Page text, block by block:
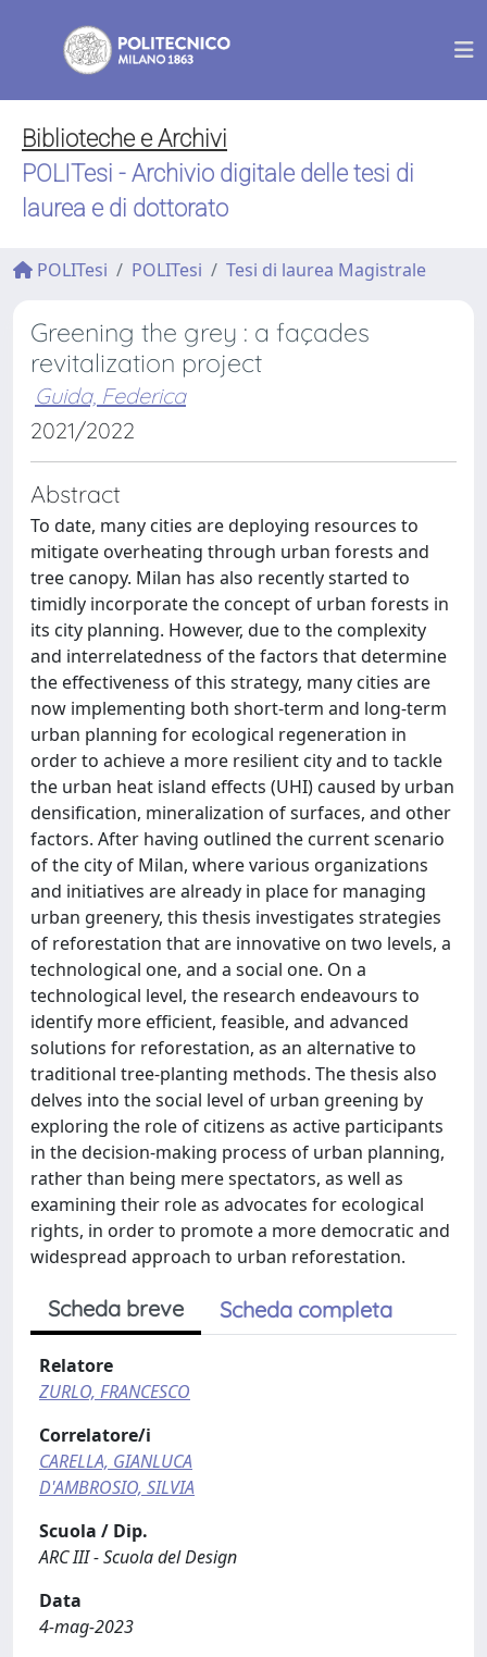
Biblioteche e Archivi
POLITesi - Archivio digitale delle tesi di
laurea e di dottorato
POLITesi POLITesi Tesi di laurea Magistrale
Greening the grey : a façades
revitalization project
Guida, Federica
2021/2022
Abstract
To date, many cities are deploying resources to
mitigate overheating through urban forests and
tree canopy. Milan has also recently started to
timidly incorporate the concept of urban forests in
its city planning. However, due to the complexity
and interrelatedness of the factors that determine
the effectiveness of this strategy, many cities are
now implementing both short-term and long-term
urban planning for ecological regeneration in
order to achieve a more resilient city and to tackle
the urban heat island effects (UHI) caused by urban
densification, mineralization of surfaces, and other
factors. After having outlined the current scenario
of the city of Milan, where various organizations
and initiatives are already in place for managing
urban greenery, this thesis investigates strategies
of reforestation that are innovative on two levels, a
technological one, and a social one. On a
technological level, the research endeavours to
identify more efficient, feasible, and advanced
solutions for reforestation, as an alternative to
traditional tree-planting methods. The thesis also
delves into the social level of urban greening by
exploring the role of citizens as active participants
in the decision-making process of urban planning,
rather than being mere spectators, as well as
examining their role as advocates for ecological
rights, in order to promote a more democratic and
widespread approach to urban reforestation.
Scheda breve Scheda completa
Relatore
ZURLO, FRANCESCO
Correlatore/i
CARELLA, GIANLUCA
D'AMBROSIO, SILVIA
Scuola / Dip.
ARC III - Scuola del Design
Data
4-mag-2023